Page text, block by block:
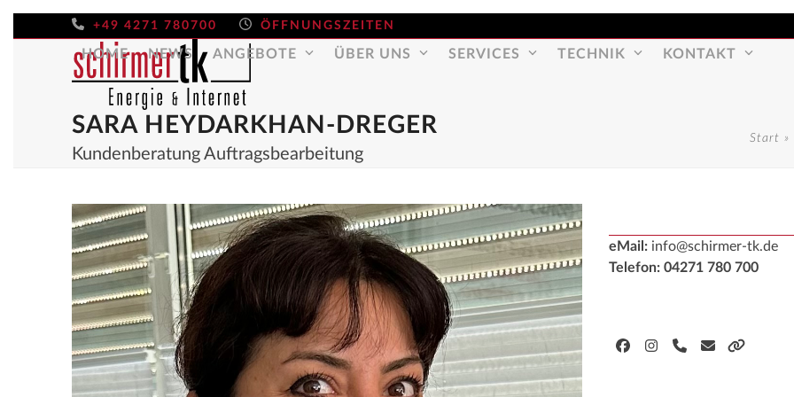
+49 4271 780700 ÖFFNUNGSZEITEN
HOME NEWS ANGEBOTE ÜBER UNS SERVICES TECHNIK KONTAKT
SARA HEYDARKHAN-DREGER
Kundenberatung Auftragsbearbeitung
Start »
eMail: info@schirmer-tk.de
Telefon: 04271 780 700
Facebook
Instagram
Telefon
E-
Webseite